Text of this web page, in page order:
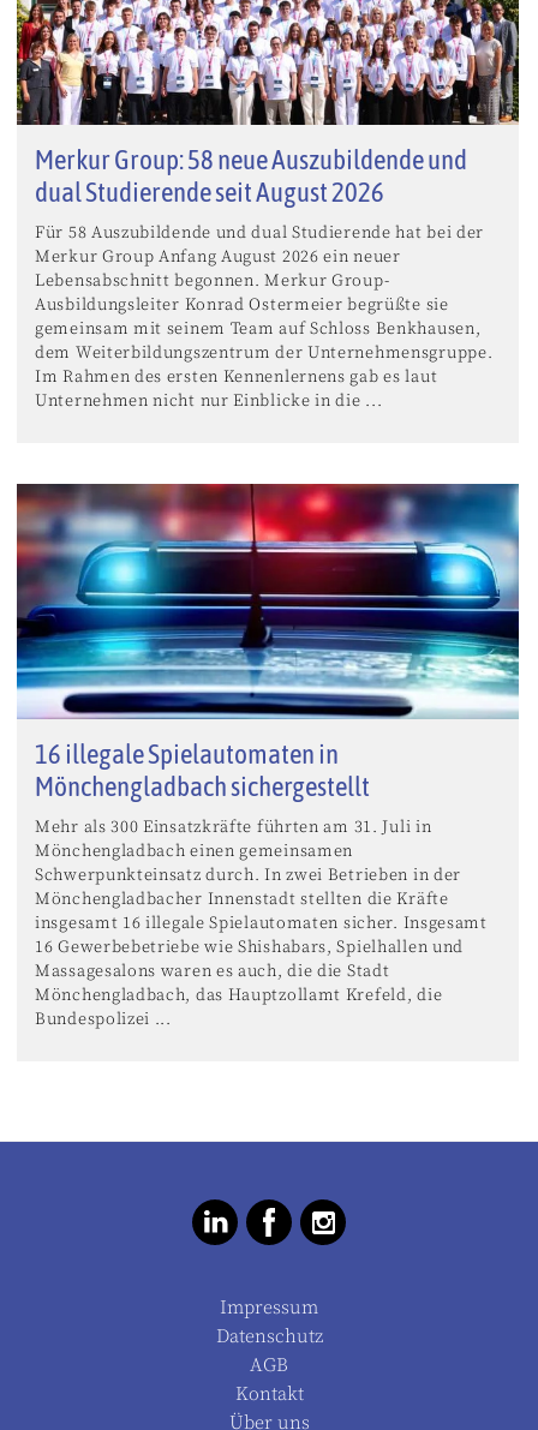
Merkur Group: 58 neue Auszubildende und
dual Studierende seit August 2026
Für 58 Auszubildende und dual Studierende hat bei der
Merkur Group Anfang August 2026 ein neuer
Lebensabschnitt begonnen. Merkur Group-
Ausbildungsleiter Konrad Ostermeier begrüßte sie
gemeinsam mit seinem Team auf Schloss Benkhausen,
dem Weiterbildungszentrum der Unternehmensgruppe.
Im Rahmen des ersten Kennenlernens gab es laut
Unternehmen nicht nur Einblicke in die ...
16 illegale Spielautomaten in
Mönchengladbach sichergestellt
Mehr als 300 Einsatzkräfte führten am 31. Juli in
Mönchengladbach einen gemeinsamen
Schwerpunkteinsatz durch. In zwei Betrieben in der
Mönchengladbacher Innenstadt stellten die Kräfte
insgesamt 16 illegale Spielautomaten sicher. Insgesamt
16 Gewerbebetriebe wie Shishabars, Spielhallen und
Massagesalons waren es auch, die die Stadt
Mönchengladbach, das Hauptzollamt Krefeld, die
Bundespolizei ...
Impressum
Datenschutz
AGB
Kontakt
Über uns